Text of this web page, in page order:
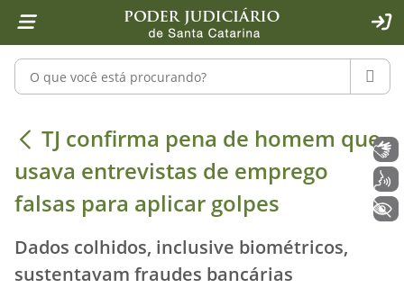
1 Ir para o conteúdo
2 Ir para a ferramenta de acessibilidade - Rybená
4 Ir para o menu principal
5 Ir para a pesquisa
6 Ir para o rodapé
7 Ir para a página inicial
Pesquisar no portal
TJ confirma pena de homem que
TJ confirma pena de homem que
usava entrevistas de emprego
falsas para aplicar golpes
Dados colhidos, inclusive biométricos,
sustentavam fraudes bancárias
Libras
Voz
+ Acessibilidade